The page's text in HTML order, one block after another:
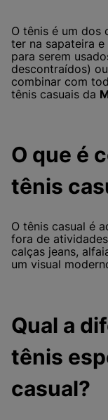
O tênis é um dos
ter na sapateira
para serem
descontraídos)
combinar com
tênis casuais da
O que é
tênis
O tênis casual é
fora de
calças jeans,
um visual
Qual a
tênis
casual?